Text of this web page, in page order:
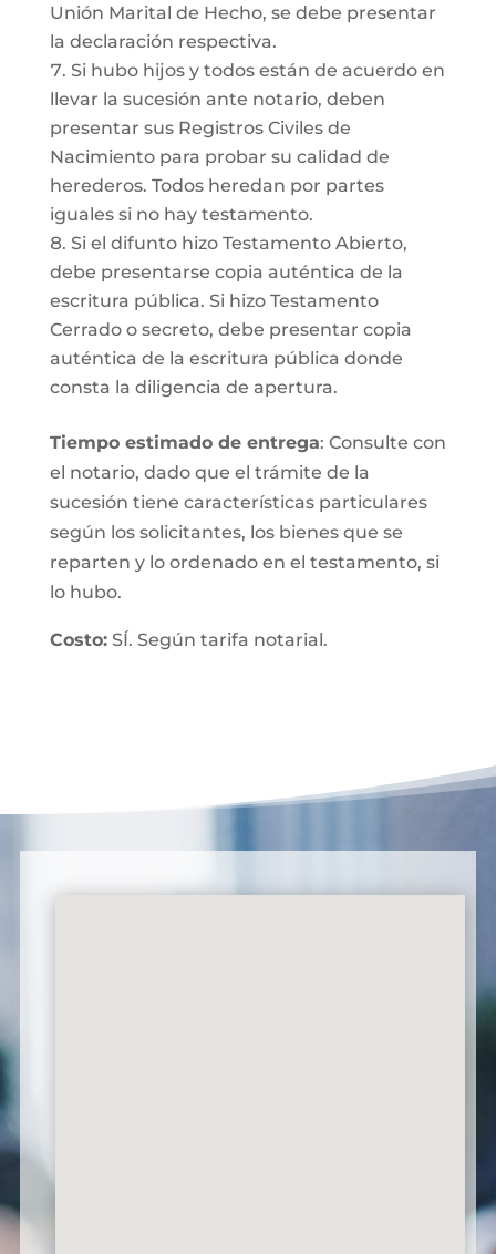
Unión Marital de Hecho, se debe presentar
la declaración respectiva.
Si hubo hijos y todos están de acuerdo en
llevar la sucesión ante notario, deben
presentar sus Registros Civiles de
Nacimiento para probar su calidad de
herederos. Todos heredan por partes
iguales si no hay testamento.
Si el difunto hizo Testamento Abierto,
debe presentarse copia auténtica de la
escritura pública. Si hizo Testamento
Cerrado o secreto, debe presentar copia
auténtica de la escritura pública donde
consta la diligencia de apertura.
Tiempo estimado de entrega: Consulte con
el notario, dado que el trámite de la
sucesión tiene características particulares
según los solicitantes, los bienes que se
reparten y lo ordenado en el testamento, si
lo hubo.
Costo:SÍ. Según tarifa notarial.